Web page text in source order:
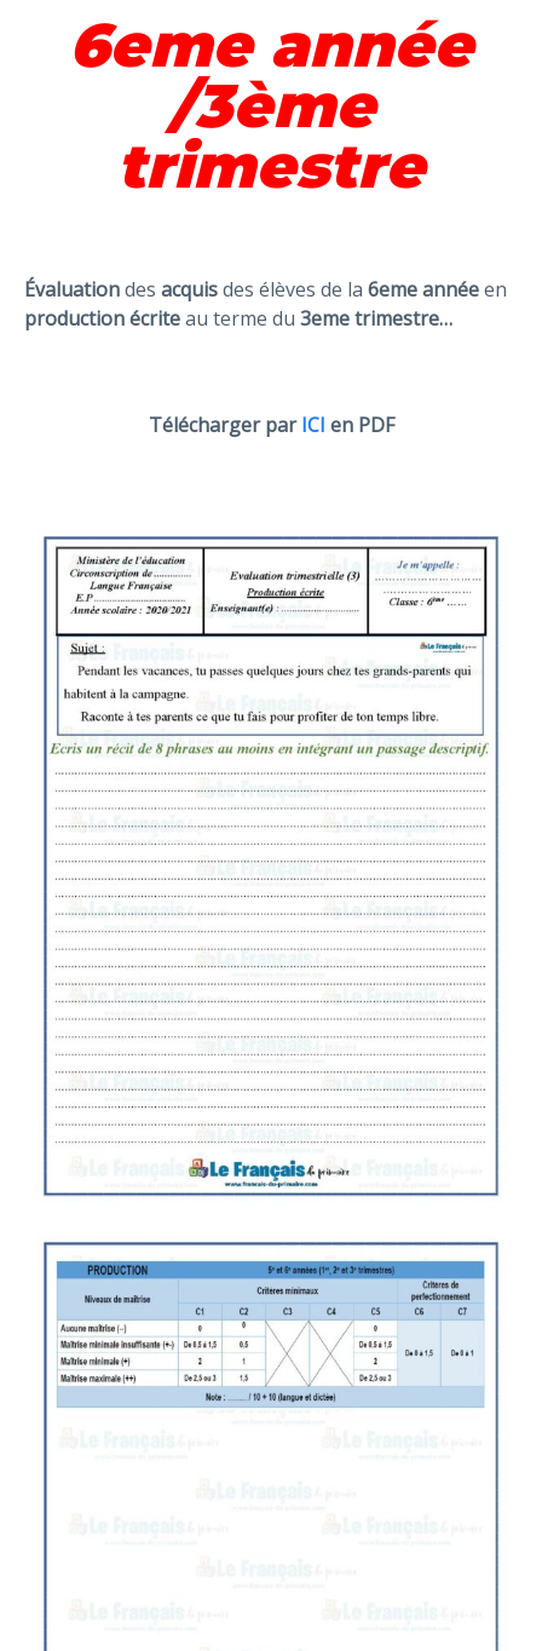
6eme année
/3ème
trimestre
Évaluationdes acquisdes élèves de la 6eme annéeen
production écriteau terme du 3eme trimestre…
Télécharger parICI en PDF